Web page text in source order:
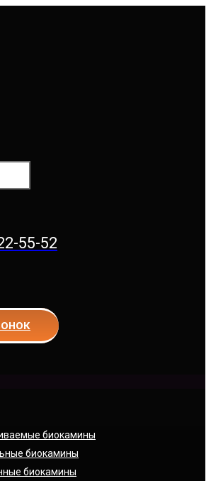
55-52
биокамины
биокамины
биокамины